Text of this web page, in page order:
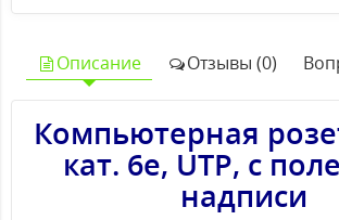
Описание Отзывы (0)
Компьютерная
кат. 6е, UTP, с
надписи